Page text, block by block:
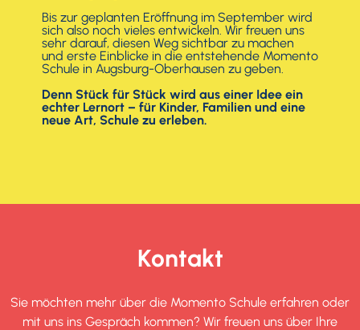
Bis zur geplanten Eröffnung im September wird
sich also noch vieles entwickeln. Wir freuen uns
sehr darauf, diesen Weg sichtbar zu machen
und erste Einblicke in die entstehende Momento
Schule in Augsburg-Oberhausen zu geben.
Denn Stück für Stück wird aus einer Idee ein
echter Lernort – für Kinder, Familien und eine
neue Art, Schule zu erleben.
Kontakt
Sie möchten mehr über die Momento Schule erfahren oder
mit uns ins Gespräch kommen? Wir freuen uns über Ihre